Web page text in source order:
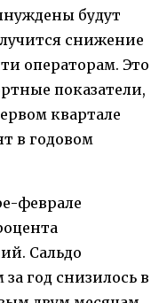
будут
снижение
операторам. Это
показатели,
квартале
в годовом
феврале
Сальдо
год снизилось в